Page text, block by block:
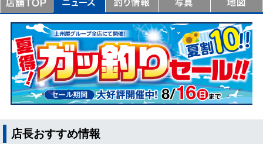
店長おすすめ情報